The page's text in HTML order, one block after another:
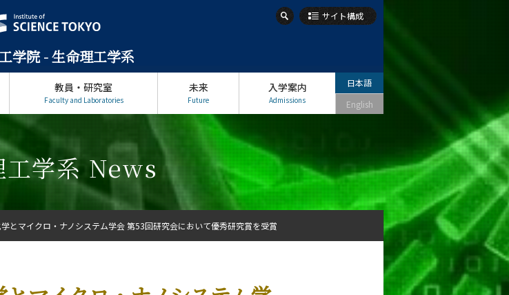
学院 - 生命理工学系
サイト構成
教員・研究室
Faculty and Laboratories
未来
Future
入学案内
Admissions
日本語
English
工学系 News
とマイクロ・ナノシステム学会 第53回研究会において優秀研究賞を受賞